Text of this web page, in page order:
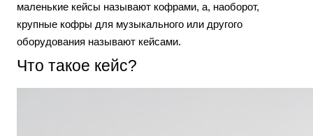
маленькие кейсы называют кофрами, а, наоборот,
крупные кофры для музыкального или другого
оборудования называют кейсами.
Что такое кейс?